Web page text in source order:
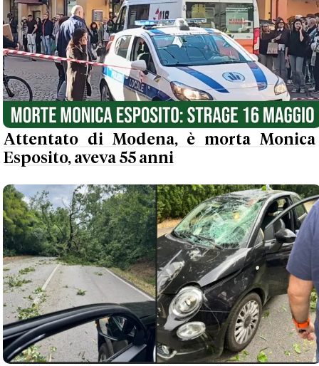
Attentato di Modena, è morta Monica
Esposito, aveva 55 anni